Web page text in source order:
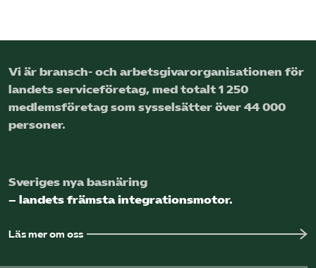
Vi är bransch- och arbetsgivar­organisationen för
landets service­företag, med totalt 1 250
medlems­företag som sysselsätter över 44 000
personer.
Sveriges nya basnäring
– landets främsta integrationsmotor.
Läs mer om oss